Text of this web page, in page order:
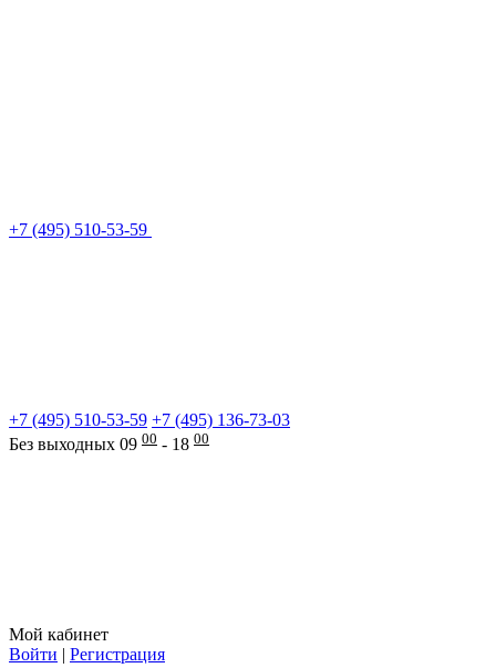
+7 (495) 510-53-59
+7 (495) 510-53-59 +7 (495) 136-73-03
Без выходных 09 00 - 18 00
Мой кабинет
Войти | Регистрация